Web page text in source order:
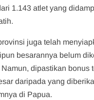
1.143 atlet yang
juga telah
besarannya belum
dipastikan bonus
daripada yang
di Papua.